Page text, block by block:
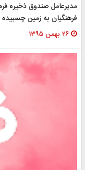
صندوق ذخیره
به زمین چسبیده و
۲۶ بهمن ۱۳۹۵